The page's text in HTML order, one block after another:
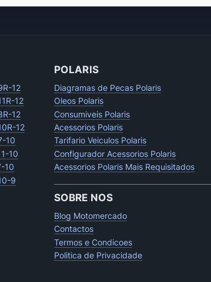
12
12
12
12
10
10
10
9
POLARIS
Diagramas de Pecas Polaris
Oleos Polaris
Consumiveis Polaris
Acessorios Polaris
Tarifario Veiculos Polaris
Configurador Acessorios Polaris
Acessorios Polaris Mais Requisitados
SOBRE NOS
Blog Motomercado
Contactos
Termos e Condicoes
Politica de Privacidade